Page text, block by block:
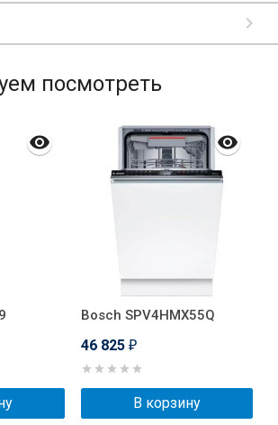
посмотреть
Bosch SPV4HMX55Q
46 825 ₽
В корзину